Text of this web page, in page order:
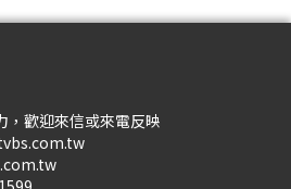
，歡迎來信或來電反映